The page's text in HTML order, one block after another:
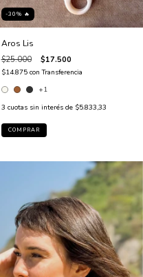
-30% 🔥
Aros Lis
$25.000 $17.500
$14.875 con Transferencia
+1
3 cuotas sin interés de $5.833,33
COMPRAR